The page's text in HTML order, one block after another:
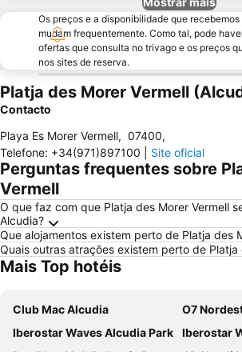
Os preços e a disponibilidade que
mudam frequentemente. Como tal, pode
ofertas que consulta no trivago e os preços
nos sites de reserva.
Platja des Morer Vermell
Contacto
Playa Es Morer Vermell, 07400,
Telefone: +34(971)897100 Site oficial
Perguntas frequentes sobre
Vermell
O que faz com que Platja des Morer Vermell
Alcudia?
Que alojamentos existem perto de Platja des
Quais outras atrações existem perto de Platja
Mais Top hotéis
Club Mac Alcudia
O7
Iberostar Waves Alcudia Park
Iberostar